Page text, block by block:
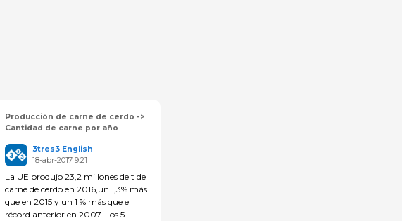
Producción de carne de cerdo ->
Cantidad de carne por año
3tres3 English
18-abr-2017 9:21
La UE produjo 23,2 millones de t de
carne de cerdo en 2016,un 1,3% más
que en 2015 y un 1 % más que el
récord anterior en 2007. Los 5